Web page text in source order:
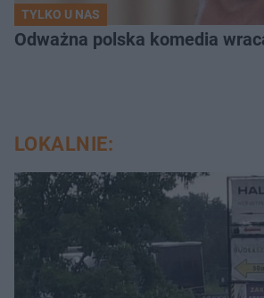
TYLKO U NAS
Odważna polska komedia
LOKALNIE: